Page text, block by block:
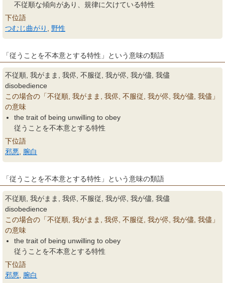
不従順な傾向があり、規律に欠けている特性
下位語
つむじ曲がり
野性
「従うことを不本意とする特性」という意味の類語
不従順, 我がまま, 我侭, 不服従, 我が侭, 我が儘, 我儘
disobedience
この場合の「不従順, 我がまま, 我侭, 不服従, 我が侭, 我が儘, 我儘」
の意味
the trait of being unwilling to obey
従うことを不本意とする特性
下位語
邪悪
腕白
「従うことを不本意とする特性」という意味の類語
不従順, 我がまま, 我侭, 不服従, 我が侭, 我が儘, 我儘
disobedience
この場合の「不従順, 我がまま, 我侭, 不服従, 我が侭, 我が儘, 我儘」
の意味
the trait of being unwilling to obey
従うことを不本意とする特性
下位語
邪悪
腕白